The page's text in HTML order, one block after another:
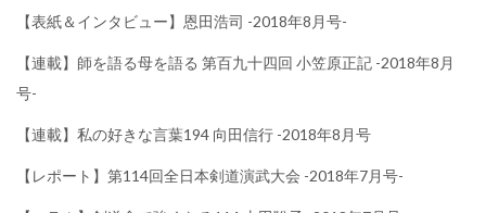
【表紙＆インタビュー】恩田浩司 -2018年8月号-
【連載】師を語る母を語る 第百九十四回 小笠原正記 -2018年8月
号-
【連載】私の好きな言葉194 向田信行 -2018年8月号
【レポート】第114回全日本剣道演武大会 -2018年7月号-